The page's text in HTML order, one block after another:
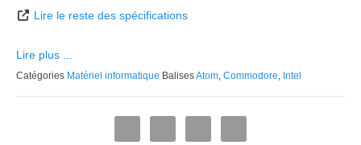
Lire le reste des spécifications
Lire plus ...
Catégories Matériel informatique BalisesAtom, Commodore, Intel